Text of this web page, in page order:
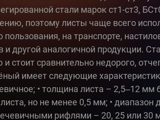
стали марок ст1-ст3,
поэтому листы чаще всего
на транспорте,
другой аналогичной продукции.
и стоит сравнительно недорого,
имеет следующие
• толщина листа – 2,5‒12
но не менее 0,5 мм; •
рифлями – 20, 25 или 30